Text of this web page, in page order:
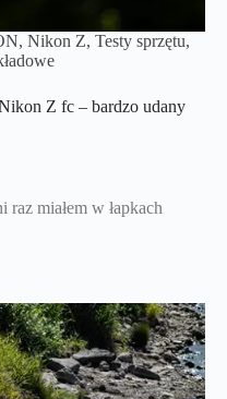
, Nikon Z, Testy sprzętu,
Z fc – bardzo udany
raz miałem w łapkach